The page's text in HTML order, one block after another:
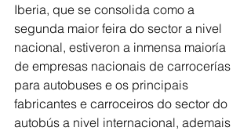
Iberia, que se consolida como a
segunda maior feira do sector a nivel
nacional, estiveron a inmensa maioría
de empresas nacionais de carrocerías
para autobuses e os principais
fabricantes e carroceiros do sector do
autobús a nivel internacional, ademais